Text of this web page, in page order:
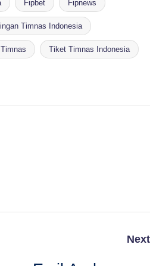
Fipbet Fipnews
Timnas Indonesia
Tiket Timnas Indonesia